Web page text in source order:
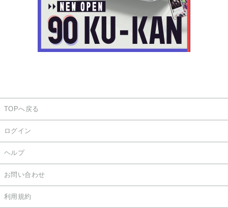
TOPへ戻る
ログイン
ヘルプ
お問い合わせ
利用規約